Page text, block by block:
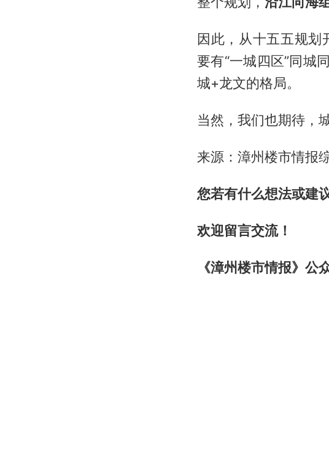
因此，从十五五规
要有“一城四区”同城
城+龙文的格局。
当然，我们也期待，
来源：漳州楼市情报
您若有什么想法或建
欢迎留言交流！
《漳州楼市情报》公